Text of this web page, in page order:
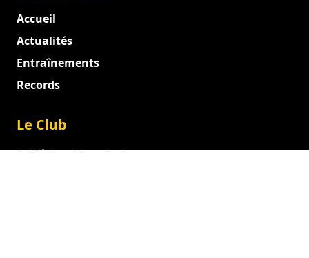
Accueil
Actualités
Entraînements
Records
Le Club
Adhésion / Inscription